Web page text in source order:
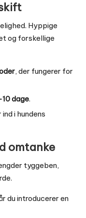
Hyppige
og forskellige
, der fungerer for
dage.
i hundens
omtanke
tyggeben,
du introducerer en